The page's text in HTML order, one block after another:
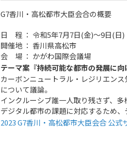
G7香川・高松都市大臣会合の概要
日 程 ： 令和5年7月7日(金)～9日(日)
開催地 ： 香川県高松市
会 場 ： かがわ国際会議場
テーマ案『持続可能な都市の発展に向
カーボンニュートラル・レジリエン
について議論。
インクルーシブ誰一人取り残さず、
デジタル都市の課題に対応するため
2023 G7香川・高松都市大臣会合 公式